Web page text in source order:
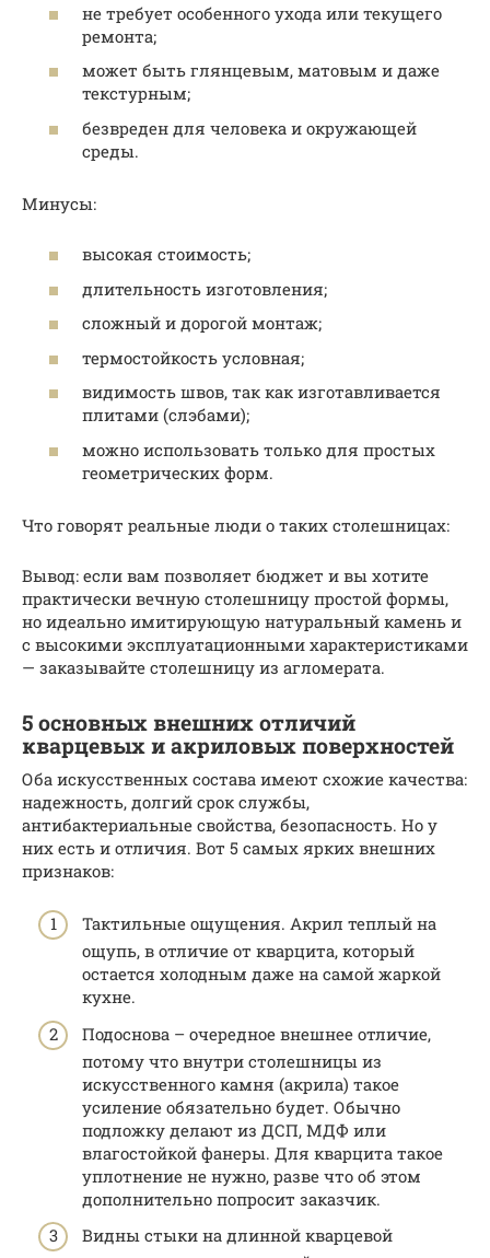
не требует особенного ухода или текущего
ремонта;
может быть глянцевым, матовым и даже
текстурным;
безвреден для человека и окружающей
среды.
Минусы:
высокая стоимость;
длительность изготовления;
сложный и дорогой монтаж;
термостойкость условная;
видимость швов, так как изготавливается
плитами (слэбами);
можно использовать только для простых
геометрических форм.
Что говорят реальные люди о таких столешницах:
Вывод: если вам позволяет бюджет и вы хотите
практически вечную столешницу простой формы,
но идеально имитирующую натуральный камень и
с высокими эксплуатационными характеристиками
— заказывайте столешницу из агломерата.
5 основных внешних отличий
кварцевых и акриловых поверхностей
Оба искусственных состава имеют схожие качества:
надежность, долгий срок службы,
антибактериальные свойства, безопасность. Но у
них есть и отличия. Вот 5 самых ярких внешних
признаков:
Тактильные ощущения. Акрил теплый на
ощупь, в отличие от кварцита, который
остается холодным даже на самой жаркой
кухне.
Подоснова – очередное внешнее отличие,
потому что внутри столешницы из
искусственного камня (акрила) такое
усиление обязательно будет. Обычно
подложку делают из ДСП, МДФ или
влагостойкой фанеры. Для кварцита такое
уплотнение не нужно, разве что об этом
дополнительно попросит заказчик.
Видны стыки на длинной кварцевой